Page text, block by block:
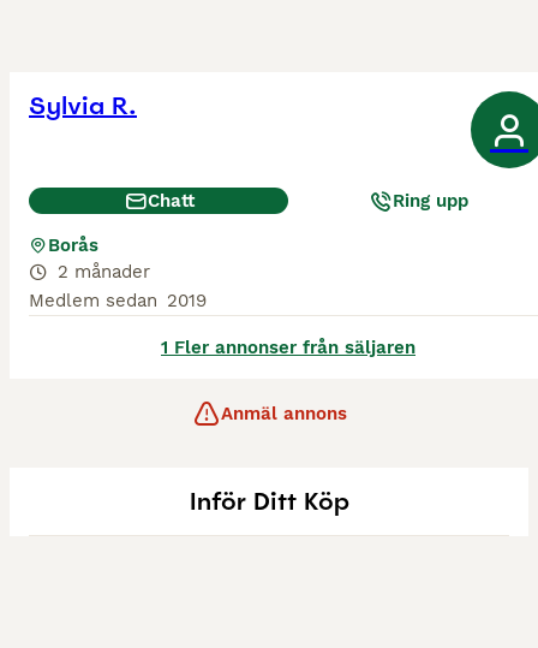
Sylvia R.
Chatt Ring upp
Borås
2 månader
Medlem sedan 2019
1 Fler annonser från säljaren
Anmäl annons
Inför Ditt Köp